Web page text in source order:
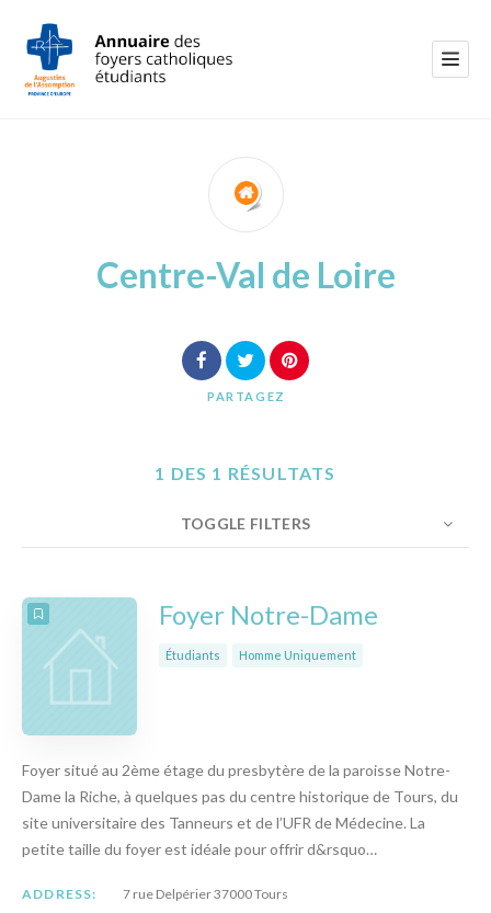
Centre-Val de Loire
PARTAGEZ
1 DES 1 RÉSULTATS
TOGGLE FILTERS
NOMBRE 10 Foyer Notre-Dame
Étudiants Homme Uniquement
Foyer situé au 2ème étage du presbytère de la paroisse Notre-
Dame la Riche, à quelques pas du centre historique de Tours, du
site universitaire des Tanneurs et de l’UFR de Médecine. La
petite taille du foyer est idéale pour offrir d&rsquo…
ADDRESS: 7 rue Delpérier 37000 Tours